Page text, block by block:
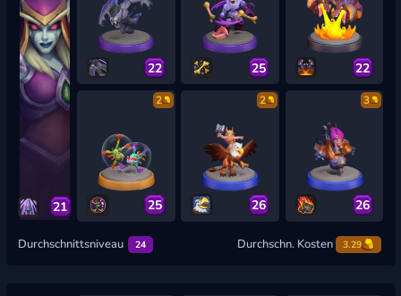
21
22 25 22
2
25
2
26
3
26
Durchschnittsniveau 24 Durchschn. Kosten 3.29